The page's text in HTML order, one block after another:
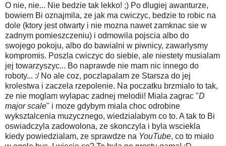
O nie, nie... Nie bedzie tak lekko! ;) Po dlugiej awanturze,
bowiem Bi oznajmila, ze jak ma cwiczyc, bedzie to robic na
dole (ktory jest otwarty i nie mozna nawet zamknac sie w
zadnym pomieszczeniu) i odmowila pojscia albo do
swojego pokoju, albo do bawialni w piwnicy, zawarlysmy
kompromis. Poszla cwiczyc do siebie, ale niestety musialam
jej towarzyszyc... Bo naprawde nie mam nic innego do
roboty... :/ No ale coz, poczlapalam ze Starsza do jej
krolestwa i zaczela rzepolenie. Na poczatku brzmialo to tak,
ze nie moglam wylapac zadnej melodii! Miala zagrac "D
major scale" i moze gdybym miala choc odrobine
wyksztalcenia muzycznego, wiedzialabym co to. A tak to Bi
oswiadczyla zadowolona, ze skonczyla i byla wsciekla
kiedy powiedzialam, ze sprawdze na YouTube, co to mialo